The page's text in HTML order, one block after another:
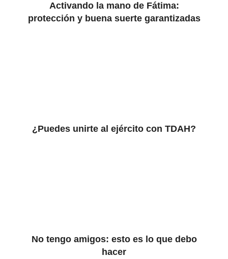
Activando la mano de Fátima:
protección y buena suerte garantizadas
¿Puedes unirte al ejército con TDAH?
No tengo amigos: esto es lo que debo
hacer